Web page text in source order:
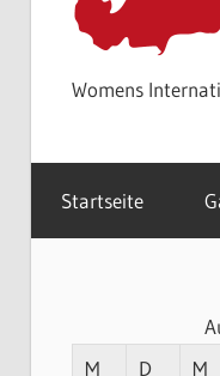
Womens
Startseite
M
D M